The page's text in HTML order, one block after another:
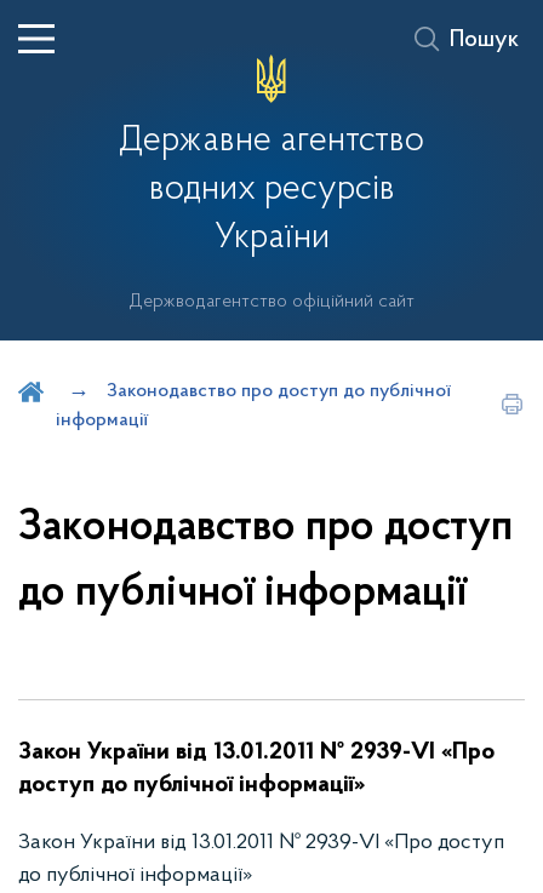
Державне агентство
водних ресурсів
України
Держводагентство офіційний сайт
Пошук
Законодавство про доступ до публічної
інформації
Законодавство про доступ
до публічної інформації
Закон України від 13.01.2011 № 2939-VІ «Про
доступ до публічної інформації»
Закон України від 13.01.2011 № 2939-VІ «Про доступ
до публічної інформації»